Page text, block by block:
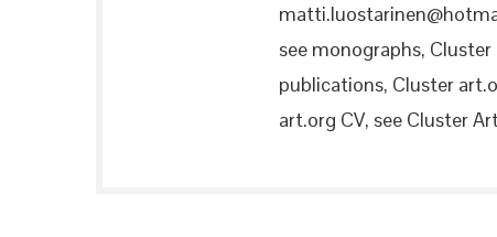
see monographs,
publications, Cluster
art.org CV, see Cluster